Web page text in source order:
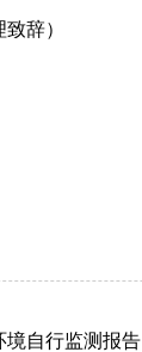
辞）
境自行监测报告